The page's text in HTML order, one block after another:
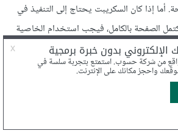
أما إذا كان السكريبت يحتاج إلى التنفيذ في
الصفحة بالكامل، فيجب استخدام الخاصية
طرق لتسريع موقع الويب من خلال تحسين
أخرى لتحسين سرعة الموقع من خلال